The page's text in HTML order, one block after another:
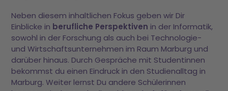
Neben diesem inhaltlichen Fokus geben wir Dir
Einblicke in berufliche Perspektiven in der Informatik,
sowohl in der Forschung als auch bei Technologie-
und Wirtschaftsunternehmen im Raum Marburg und
darüber hinaus. Durch Gespräche mit Studentinnen
bekommst du einen Eindruck in den Studienalltag in
Marburg. Weiter lernst Du andere Schülerinnen